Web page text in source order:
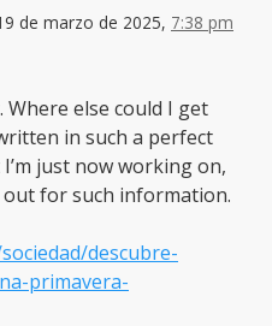
de marzo de 2025, 7:38 pm
else could I get
in such a perfect
just now working on,
out for such information.
descubre-
primavera-